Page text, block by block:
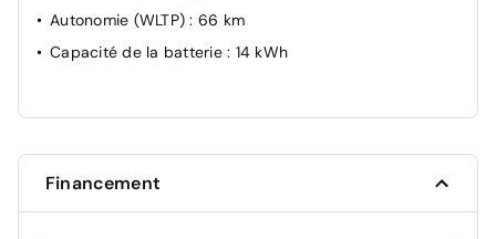
Autonomie (WLTP): 66 km
Capacité de la batterie : 14 kWh
Financement